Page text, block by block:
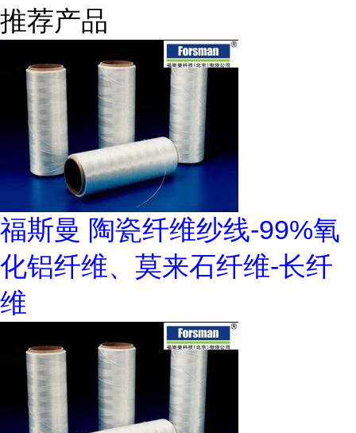
推荐产品
福斯曼 陶瓷纤维纱线-99%氧
化铝纤维、莫来石纤维-长纤
维